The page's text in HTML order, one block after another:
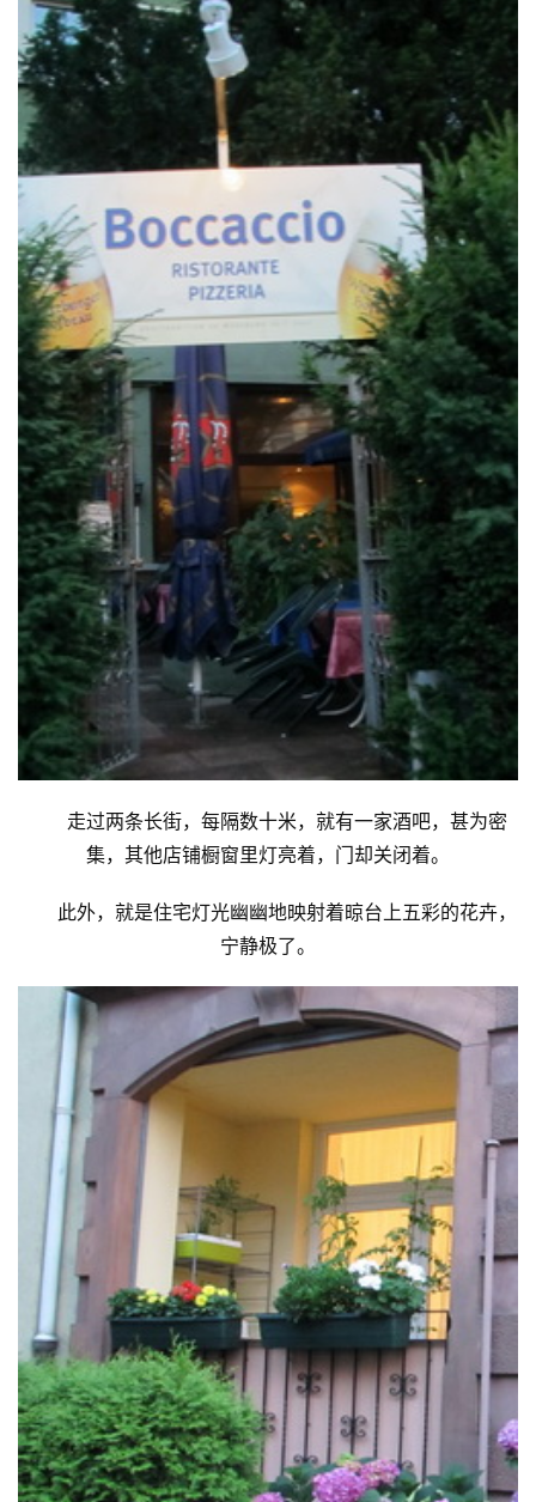
走过两条长街，每隔数十米，就有一家酒吧，甚为密
集，其他店铺橱窗里灯亮着，门却关闭着。
此外，就是住宅灯光幽幽地映射着晾台上五彩的花卉，
宁静极了。